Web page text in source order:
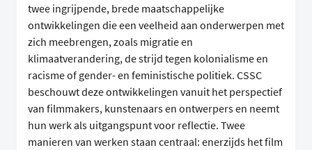
twee ingrijpende, brede maatschappelijke
ontwikkelingen die een veelheid aan onderwerpen met
zich meebrengen, zoals migratie en
klimaatverandering, de strijd tegen kolonialisme en
racisme of gender- en feministische politiek. CSSC
beschouwt deze ontwikkelingen vanuit het perspectief
van filmmakers, kunstenaars en ontwerpers en neemt
hun werk als uitgangspunt voor reflectie. Twee
manieren van werken staan centraal: enerzijds het film